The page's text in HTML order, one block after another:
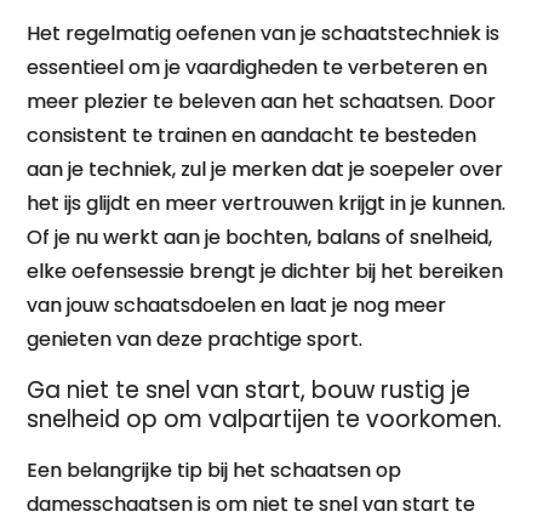
Het regelmatig oefenen van je schaatstechniek is
essentieel om je vaardigheden te verbeteren en
meer plezier te beleven aan het schaatsen. Door
consistent te trainen en aandacht te besteden
aan je techniek, zul je merken dat je soepeler over
het ijs glijdt en meer vertrouwen krijgt in je kunnen.
Of je nu werkt aan je bochten, balans of snelheid,
elke oefensessie brengt je dichter bij het bereiken
van jouw schaatsdoelen en laat je nog meer
genieten van deze prachtige sport.
Ga niet te snel van start, bouw rustig je
snelheid op om valpartijen te voorkomen.
Een belangrijke tip bij het schaatsen op
damesschaatsen is om niet te snel van start te